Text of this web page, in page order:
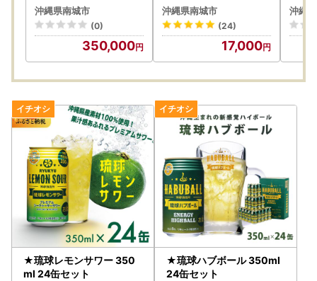
券
沖縄県南城市
(0)
350,000
沖縄県南城市
(24)
17,000
沖縄
★琉球レモンサワー 350
ml 24缶セット
★琉球ハブボール 350ml
24缶セット